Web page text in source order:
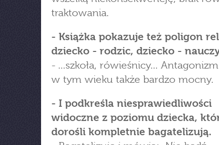
traktowania.
- Książka pokazuje też poligon
dziecko - rodzic, dziecko -
- ...szkoła, rówieśnicy...
w tym wieku także bardzo mocny.
- I podkreśla niesprawiedliwości
widoczne z poziomu dziecka,
dorośli kompletnie bagatelizują.